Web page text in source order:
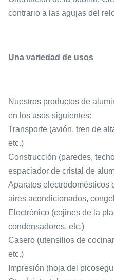
contrario a las agujas del
Una variedad de usos
Nuestros productos de
en los usos siguientes:
Transporte (avión, tren de
etc.)
Construcción (paredes,
espaciador de cristal de
Aparatos electrodomésticos
aires acondicionados,
Electrónico (cojines de la
condensadores, etc.)
Casero (utensilios de
etc.)
Impresión (hoja del